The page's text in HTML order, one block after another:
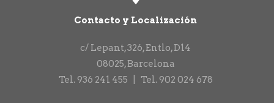
Contacto y Localización
c/ Lepant, 326, Entlo, D14
08025,Barcelona
Tel. 936 241 455 Tel. 902 024 678